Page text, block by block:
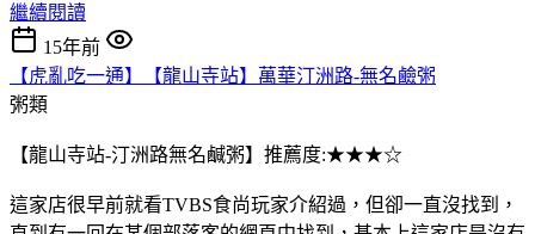
繼續閱讀
15年前
【虎亂吃一通】【龍山寺站】萬華汀洲路-無名鹼粥
粥類
【龍山寺站-汀洲路無名鹹粥】推薦度:★★★☆
這家店很早前就看TVBS食尚玩家介紹過，但卻一直沒找到，